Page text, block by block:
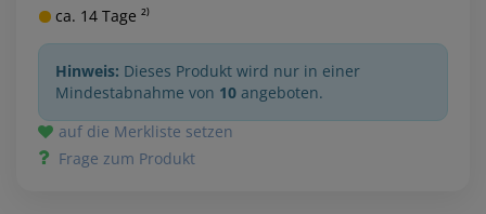
ca. 14 Tage ²⁾
Hinweis: Dieses Produkt wird nur in einer
Mindestabnahme von 10 angeboten.
auf die Merkliste setzen
Frage zum Produkt